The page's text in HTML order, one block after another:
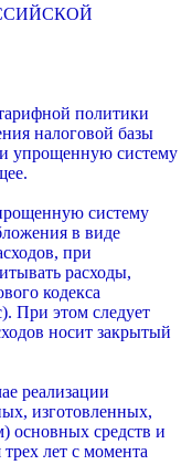
политики
налоговой базы
упрощенную систему
систему
в виде
при
расходы,
кодекса
При этом следует
носит закрытый
реализации
изготовленных,
основных средств и
лет с момента